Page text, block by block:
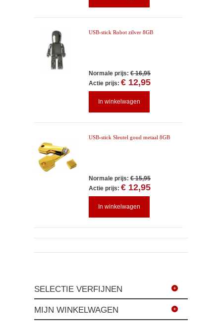
USB-stick Robot zilver 8GB
Normale prijs: € 16,95
Actie prijs: € 12,95
In winkelwagen
USB-stick Sleutel goud metaal 8GB
Normale prijs: € 15,95
Actie prijs: € 12,95
In winkelwagen
SELECTIE VERFIJNEN
MIJN WINKELWAGEN